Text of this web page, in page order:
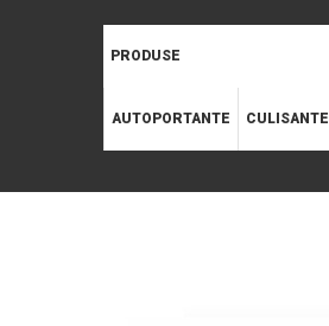
PRODUSE
AUTOPORTANTE CULISANTE